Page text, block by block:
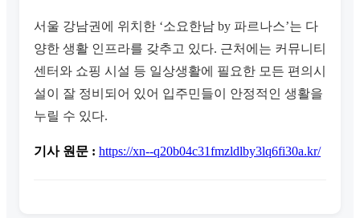
서울 강남권에 위치한 ‘소요한남 by 파르나스’는 다
양한 생활 인프라를 갖추고 있다. 근처에는 커뮤니티
센터와 쇼핑 시설 등 일상생활에 필요한 모든 편의시
설이 잘 정비되어 있어 입주민들이 안정적인 생활을
누릴 수 있다.
기사 원문 : https://xn--q20b04c31fmzldlby3lq6fi30a.kr/